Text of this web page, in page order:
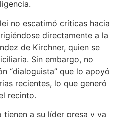
no escatimó críticas hacia
directamente a la
de Kirchner, quien se
Sin embargo, no
“dialoguista” que lo apoyó
recientes, lo que generó
recinto.
tienen a su líder presa y va